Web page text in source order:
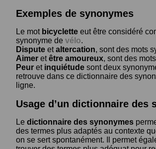
Exemples de synonymes
Le mot bicyclette eut être considéré
synonyme de vélo.
Dispute etaltercation, sont des mots
Aimer etêtre amoureux, sont des
Peur et inquiétude sont deux
retrouve dans ce dictionnaire des
ligne.
Usage d’un dictionnaire des
Le dictionnaire des synonymes
des termes plus adaptés au contexte
on se sert spontanément. Il permet